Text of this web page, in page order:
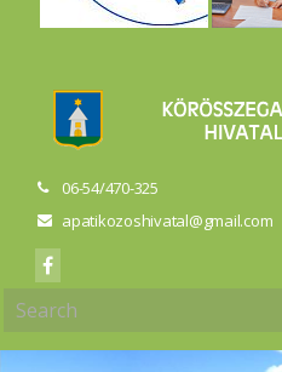
06-54/470-325
apatikozoshivatal@gmail.com